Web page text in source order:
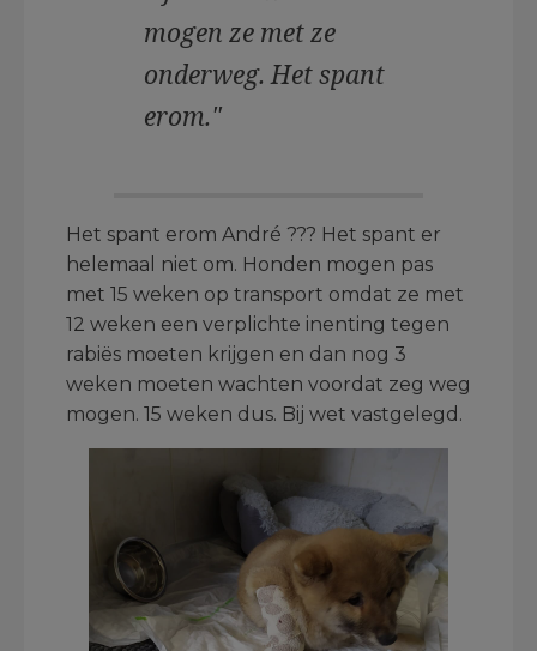
mogen ze met ze
onderweg. Het spant
erom."
Het spant erom André ??? Het spant er
helemaal niet om. Honden mogen pas
met 15 weken op transport omdat ze met
12 weken een verplichte inenting tegen
rabiës moeten krijgen en dan nog 3
weken moeten wachten voordat zeg weg
mogen. 15 weken dus. Bij wet vastgelegd.